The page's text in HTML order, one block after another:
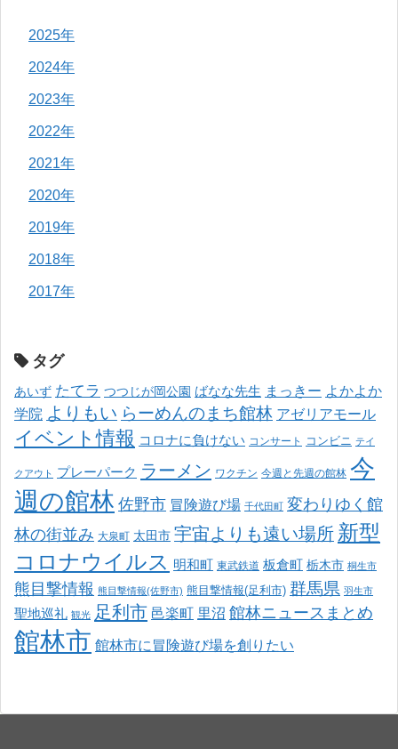
2025年
2024年
2023年
2022年
2021年
2020年
2019年
2018年
2017年
タグ
あいず たてラ つつじが岡公園 ばなな先生 まっきー よかよか
学院 よりもい らーめんのまち館林 アゼリアモール
イベント情報 コロナに負けない コンサート コンビニ テイ
クアウト プレーパーク ラーメン ワクチン 今週と先週の館林 今
週の館林 佐野市 冒険遊び場 千代田町 変わりゆく館
林の街並み 大泉町 太田市 宇宙よりも遠い場所 新型
コロナウイルス 明和町 東武鉄道 板倉町 栃木市 桐生市
熊目撃情報 熊目撃情報(佐野市) 熊目撃情報(足利市) 群馬県 羽生市
聖地巡礼 観光 足利市 邑楽町 里沼 館林ニュースまとめ
館林市 館林市に冒険遊び場を創りたい